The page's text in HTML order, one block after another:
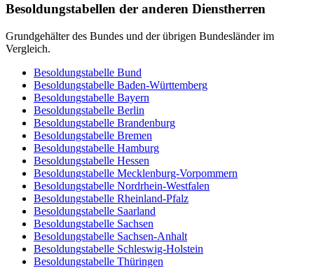
Besoldungstabellen der anderen Dienstherren
Grundgehälter des Bundes und der übrigen Bundesländer im
Vergleich.
Besoldungstabelle Bund
Besoldungstabelle Baden-Württemberg
Besoldungstabelle Bayern
Besoldungstabelle Berlin
Besoldungstabelle Brandenburg
Besoldungstabelle Bremen
Besoldungstabelle Hamburg
Besoldungstabelle Hessen
Besoldungstabelle Mecklenburg-Vorpommern
Besoldungstabelle Nordrhein-Westfalen
Besoldungstabelle Rheinland-Pfalz
Besoldungstabelle Saarland
Besoldungstabelle Sachsen
Besoldungstabelle Sachsen-Anhalt
Besoldungstabelle Schleswig-Holstein
Besoldungstabelle Thüringen